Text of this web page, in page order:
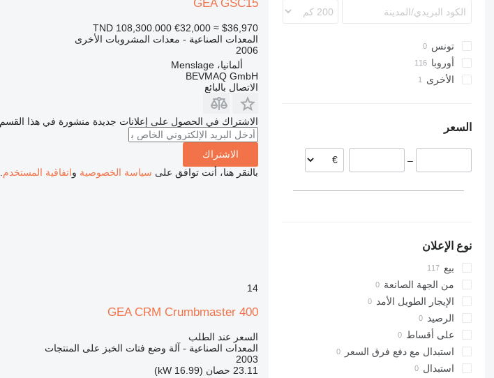
XATS
XRHS
XRVS
ZT
GC
V-series
Stahlfolder
PJ
ST
StitchLiner
VAC
Variaxis
TSC
تونس
أوروبا
ألمانيا
بولندا
فرنسا
الأخرى
السعر
–
نوع الإعلان
بيع
من الجهة الصانعة
الإيجار الطويل الأمد
الرصيد
على أقساط
استبدال مع دفع فرق السعر
استبدال
GEA GSC15
TND 108,300.000 €32,000 ≈ $36,970
المعدات الصناعية - معدات المشروبات الأخرى
2006
ألمانيا، Menslage
BEVMAQ GmbH
الاتصال بالبائع
الاشتراك في الحصول على إعلانات جديدة منشورة في هذا القسم
الاشتراك
بالنقر هنا، أنت توافق على سياسة الخصوصية واتفاقية المستخدم
14
GEA CRM Crumbmaster 400
السعر عند الطلب
المعدات الصناعية - آلة وضع فتات الخبز على المنتجات
2003
23.11 حصان (16.99 kW)